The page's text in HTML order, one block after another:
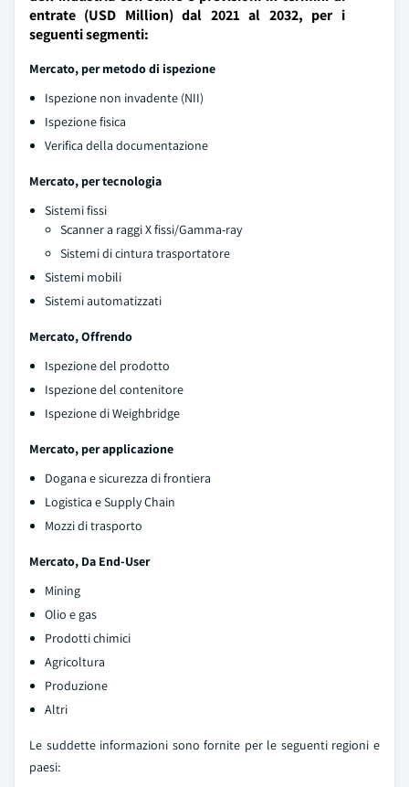
entrate (USD Million) dal 2021 al 2032, per i
seguenti segmenti:
Mercato, per metodo di ispezione
Ispezione non invadente (NII)
Ispezione fisica
Verifica della documentazione
Mercato, per tecnologia
Sistemi fissi
Scanner a raggi X fissi/Gamma-ray
Sistemi di cintura trasportatore
Sistemi mobili
Sistemi automatizzati
Mercato, Offrendo
Ispezione del prodotto
Ispezione del contenitore
Ispezione di Weighbridge
Mercato, per applicazione
Dogana e sicurezza di frontiera
Logistica e Supply Chain
Mozzi di trasporto
Mercato, Da End-User
Mining
Olio e gas
Prodotti chimici
Agricoltura
Produzione
Altri
Le suddette informazioni sono fornite per le seguenti regioni e
paesi: